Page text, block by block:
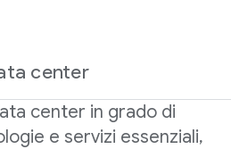
center
per
center in grado di
e servizi essenziali,